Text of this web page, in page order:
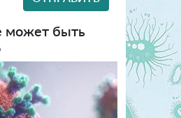
может быть